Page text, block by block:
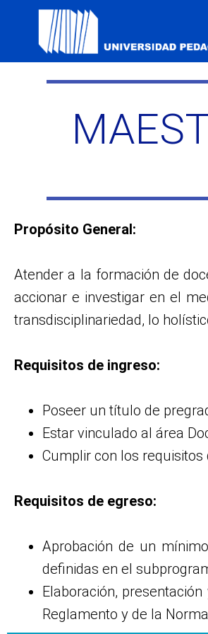
Propósito General:
Atender a la formación de
accionar e investigar en el
transdisciplinariedad, lo
Requisitos de ingreso:
Poseer un título de
Estar vinculado al área
Cumplir con los requisitos
Requisitos de egreso:
Aprobación de un
definidas en el
Elaboración,
Reglamento y de la